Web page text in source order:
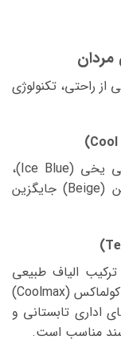
مردان
ترکیبی از راحتی، تکنولوژی
پالت رنگی: طیف‌های آرامش‌بخش مثل آبی یخی (Ice Blue)،
سبز کاهویی (Sage Green) و خاکی روشن (Beige) جایگزین
الیاف طبیعی
(مثل کتان اصلاح‌شده) و فناوری‌هایی مانند کولماکس (Coolmax)
اداری تابستانی و
مناسب است.